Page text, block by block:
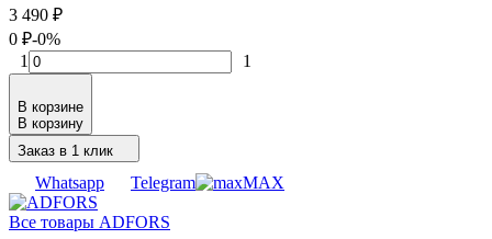
3 490 ₽
0 ₽-0%
1
1
В корзине
В корзину
Заказ в 1 клик
Whatsapp Telegram MAX
Все товары ADFORS